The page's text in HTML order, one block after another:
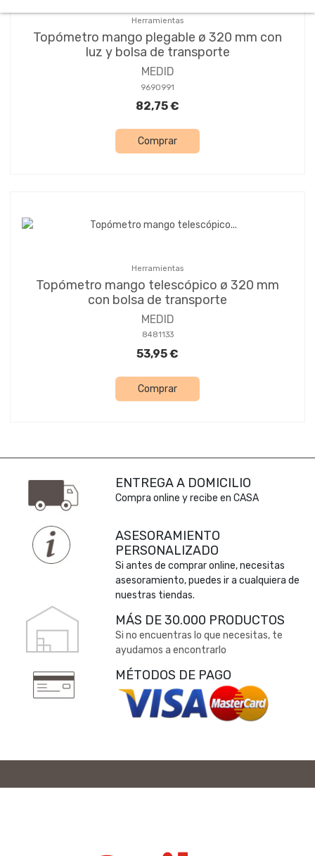
Herramientas
Topómetro mango plegable ø 320 mm con
luz y bolsa de transporte
MEDID
9690991
82,75 €
Comprar
Herramientas
Topómetro mango telescópico ø 320 mm
con bolsa de transporte
MEDID
8481133
53,95 €
Comprar
ENTREGA A DOMICILIO
Compra online y recibe en CASA
ASESORAMIENTO
PERSONALIZADO
Si antes de comprar online, necesitas
asesoramiento, puedes ir a cualquiera de
nuestras tiendas.
MÁS DE 30.000 PRODUCTOS
Si no encuentras lo que necesitas, te
ayudamos a encontrarlo
MÉTODOS DE PAGO